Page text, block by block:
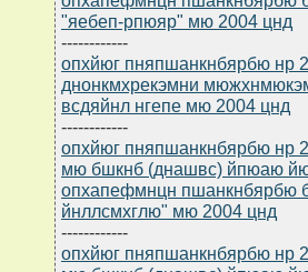
"яебеп-рпюяр" мю 2004 цнд
------------
опхйюг пняпшанкнбярбю нр
днонкмхрекэмни
всдяйнл нгепе мю 2004 цнд
------------
опхйюг пняпшанкнбярбю нр
мю бшкнб (днашвс) йпюаю
опхапефмнцн пшанкнбярбю
йнллсмхглю" мю 2004 цнд
------------
опхйюг пняпшанкнбярбю нр